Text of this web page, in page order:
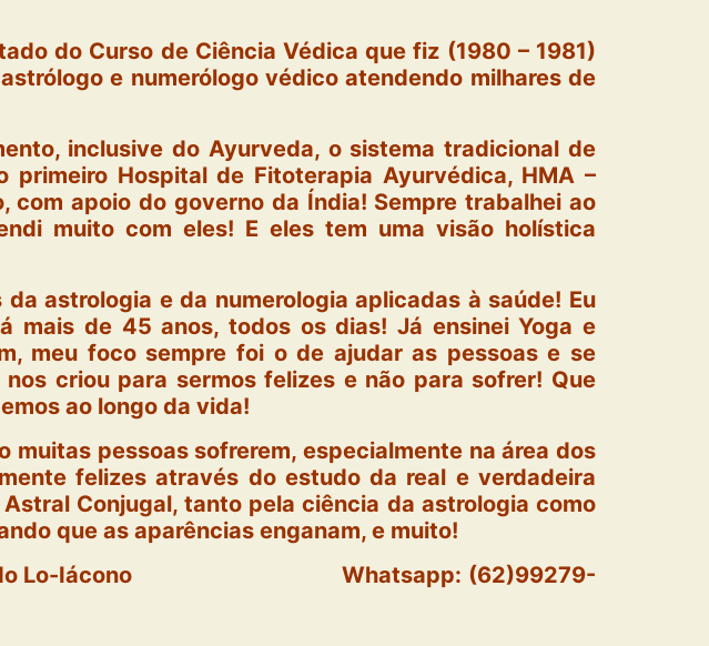
do Curso de Ciência Védica que fiz (1980 – 1981)
e numerólogo védico atendendo milhares de
inclusive do Ayurveda, o sistema tradicional de
primeiro Hospital de Fitoterapia Ayurvédica, HMA –
com apoio do governo da Índia! Sempre trabalhei ao
muito com eles! E eles tem uma visão holística
astrologia e da numerologia aplicadas à saúde! Eu
mais de 45 anos, todos os dias! Já ensinei Yoga e
meu foco sempre foi o de ajudar as pessoas e se
criou para sermos felizes e não para sofrer! Que
ao longo da vida!
pessoas sofrerem, especialmente na área dos
felizes através do estudo da real e verdadeira
Conjugal, tanto pela ciência da astrologia como
que as aparências enganam, e muito!
Fernando Lo-Iácono Whatsapp: (62)99279-